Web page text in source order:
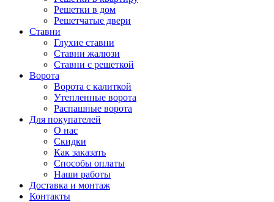
Решетки в дом
Решетчатые двери
Ставни
Глухие ставни
Ставни жалюзи
Ставни с решеткой
Ворота
Ворота с калиткой
Утепленные ворота
Распашные ворота
Для покупателей
О нас
Скидки
Как заказать
Способы оплаты
Наши работы
Доставка и монтаж
Контакты